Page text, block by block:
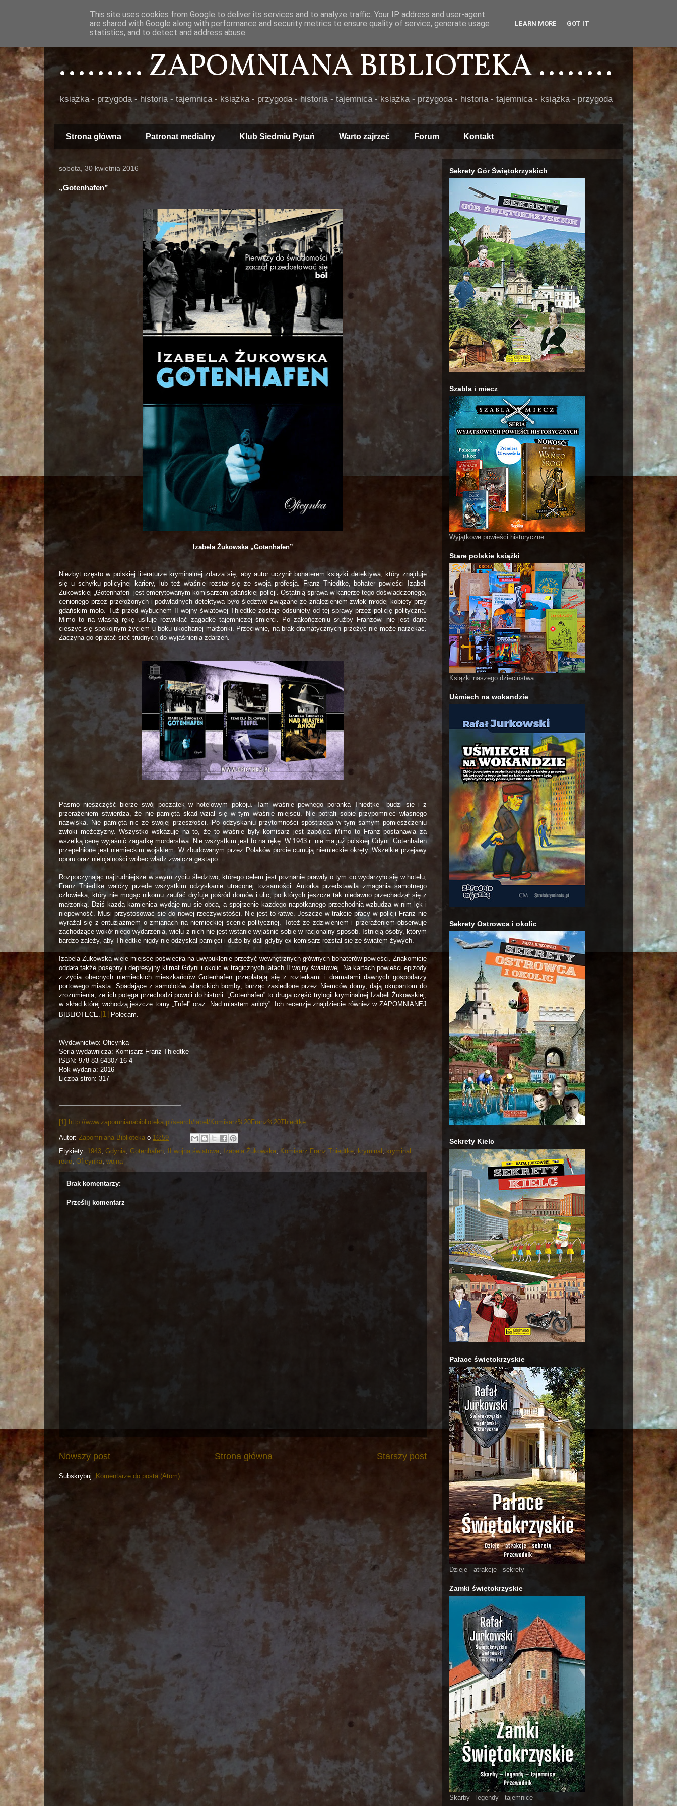
......... ZAPOMNIANA BIBLIOTEKA ........
książka - przygoda - historia - tajemnica - książka - przygoda - historia - tajemnica - książka - przygoda - historia - tajemnica - książka - przygoda
Strona główna Patronat medialny Klub Siedmiu Pytań Warto zajrzeć Forum Kontakt
sobota, 30 kwietnia 2016
„Gotenhafen”
Izabela Żukowska „Gotenhafen”
Niezbyt często w polskiej literaturze kryminalnej zdarza się, aby autor uczynił bohaterem książki detektywa, który znajduje
się u schyłku policyjnej kariery, lub też właśnie rozstał się ze swoją profesją. Franz Thiedtke, bohater powieści Izabeli
Żukowskiej „Gotenhafen” jest emerytowanym komisarzem gdańskiej policji. Ostatnią sprawą w karierze tego doświadczonego,
cenionego przez przełożonych i podwładnych detektywa było śledztwo związane ze znalezieniem zwłok młodej kobiety przy
gdańskim molo. Tuż przed wybuchem II wojny światowej Thiedtke zostaje odsunięty od tej sprawy przez policję polityczną.
Mimo to na własną rękę usiłuje rozwikłać zagadkę tajemniczej śmierci. Po zakończeniu służby Franzowi nie jest dane
cieszyć się spokojnym życiem u boku ukochanej małżonki. Przeciwnie, na brak dramatycznych przeżyć nie może narzekać.
Zaczyna go oplatać sieć trudnych do wyjaśnienia zdarzeń.
Pasmo nieszczęść bierze swój początek w hotelowym pokoju. Tam właśnie pewnego poranka Thiedtke budzi się i z
przerażeniem stwierdza, że nie pamięta skąd wziął się w tym właśnie miejscu. Nie potrafi sobie przypomnieć własnego
nazwiska. Nie pamięta nic ze swojej przeszłości. Po odzyskaniu przytomności spostrzega w tym samym pomieszczeniu
zwłoki mężczyzny. Wszystko wskazuje na to, że to właśnie były komisarz jest zabójcą. Mimo to Franz postanawia za
wszelką cenę wyjaśnić zagadkę morderstwa. Nie wszystkim jest to na rękę. W 1943 r. nie ma już polskiej Gdyni. Gotenhafen
przepełnione jest niemieckim wojskiem. W zbudowanym przez Polaków porcie cumują niemieckie okręty. Wszelkie przejawy
oporu oraz nielojalności wobec władz zwalcza gestapo.
Rozpoczynając najtrudniejsze w swym życiu śledztwo, którego celem jest poznanie prawdy o tym co wydarzyło się w hotelu,
Franz Thiedtke walczy przede wszystkim odzyskanie utraconej tożsamości. Autorka przedstawiła zmagania samotnego
człowieka, który nie mogąc nikomu zaufać dryfuje pośród domów i ulic, po których jeszcze tak niedawno przechadzał się z
małżonką. Dziś każda kamienica wydaje mu się obca, a spojrzenie każdego napotkanego przechodnia wzbudza w nim lęk i
niepewność. Musi przystosować się do nowej rzeczywistości. Nie jest to łatwe. Jeszcze w trakcie pracy w policji Franz nie
wyrażał się z entuzjazmem o zmianach na niemieckiej scenie politycznej. Toteż ze zdziwieniem i przerażeniem obserwuje
zachodzące wokół niego wydarzenia, wielu z nich nie jest wstanie wyjaśnić sobie w racjonalny sposób. Istnieją osoby, którym
bardzo zależy, aby Thiedtke nigdy nie odzyskał pamięci i dużo by dali gdyby ex-komisarz rozstał się ze światem żywych.
Izabela Żukowska wiele miejsce poświeciła na uwypuklenie przeżyć wewnętrznych głównych bohaterów powieści. Znakomicie
oddała także posępny i depresyjny klimat Gdyni i okolic w tragicznych latach II wojny światowej. Na kartach powieści epizody
z życia obecnych niemieckich mieszkańców Gotenhafen przeplatają się z rozterkami i dramatami dawnych gospodarzy
portowego miasta. Spadające z samolotów alianckich bomby, burząc zasiedlone przez Niemców domy, dają okupantom do
zrozumienia, że ich potęga przechodzi powoli do historii. „Gotenhafen” to druga część trylogii kryminalnej Izabeli Żukowskiej,
w skład której wchodzą jeszcze tomy „Tufel” oraz „Nad miastem anioły”. Ich recenzje znajdziecie również w ZAPOMNIANEJ
BIBLIOTECE. [1] Polecam.
Wydawnictwo: Oficynka
Seria wydawnicza: Komisarz Franz Thiedtke
ISBN: 978-83-64307-16-4
Rok wydania: 2016
Liczba stron: 317
[1] http://www.zapomnianabiblioteka.pl/search/label/Komisarz%20Franz%20Thiedtke
Autor: Zapomniana Biblioteka o 16:59
Etykiety: 1943, Gdynia, Gotenhafen, II wojna światowa, Izabela Żukowska, Komisarz Franz Thiedtke, kryminał,kryminał
retro, Oficynka, wojna
Brak komentarzy:
Prześlij komentarz
Nowszy post Starszy post
Strona główna
Subskrybuj: Komentarze do posta (Atom)
Sekrety Gór Świętokrzyskich
Szabla i miecz
Wyjątkowe powieści historyczne
Stare polskie książki
Książki naszego dzieciństwa
Uśmiech na wokandzie
Sekrety Ostrowca i okolic
Sekrety Kielc
Pałace świętokrzyskie
Dzieje - atrakcje - sekrety
Zamki świętokrzyskie
Skarby - legendy - tajemnice
This site uses cookies from Google to deliver its services and to analyze traffic. Your IP address and user-agent
are shared with Google along with performance and security metrics to ensure quality of service, generate usage
statistics, and to detect and address abuse.
LEARN MORE GOT IT